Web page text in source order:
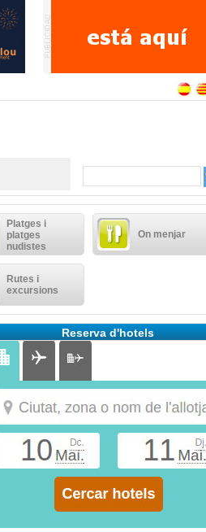
Platges i
platges
nudistes
On menjar
Rutes i
excursions
Reserva d'hotels